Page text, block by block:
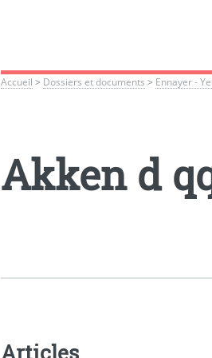
Accueil > Dossiers et documents > Ennayer -
Akken d
Articles